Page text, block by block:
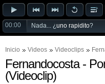
00:00 Nada... ¿uno rapidito?
Inicio Videos Videoclips
Fernandocosta -
(Videoclip)